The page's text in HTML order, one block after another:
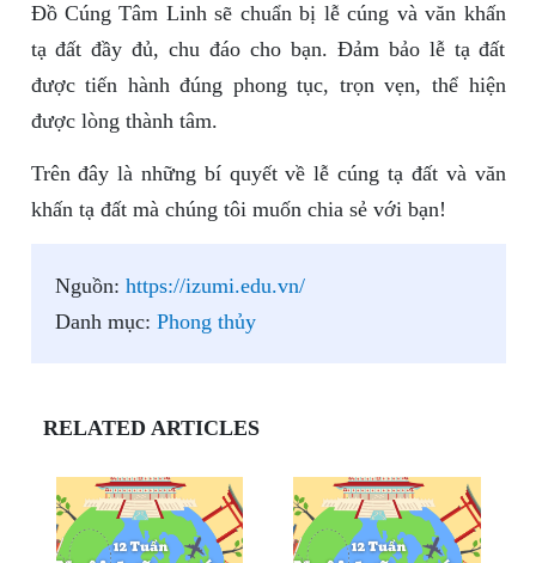
Đồ Cúng Tâm Linh sẽ chuẩn bị lễ cúng và văn khấn
tạ đất đầy đủ, chu đáo cho bạn. Đảm bảo lễ tạ đất
được tiến hành đúng phong tục, trọn vẹn, thể hiện
được lòng thành tâm.
Trên đây là những bí quyết về lễ cúng tạ đất và văn
khấn tạ đất mà chúng tôi muốn chia sẻ với bạn!
Nguồn: https://izumi.edu.vn/
Danh mục: Phong thủy
RELATED ARTICLES